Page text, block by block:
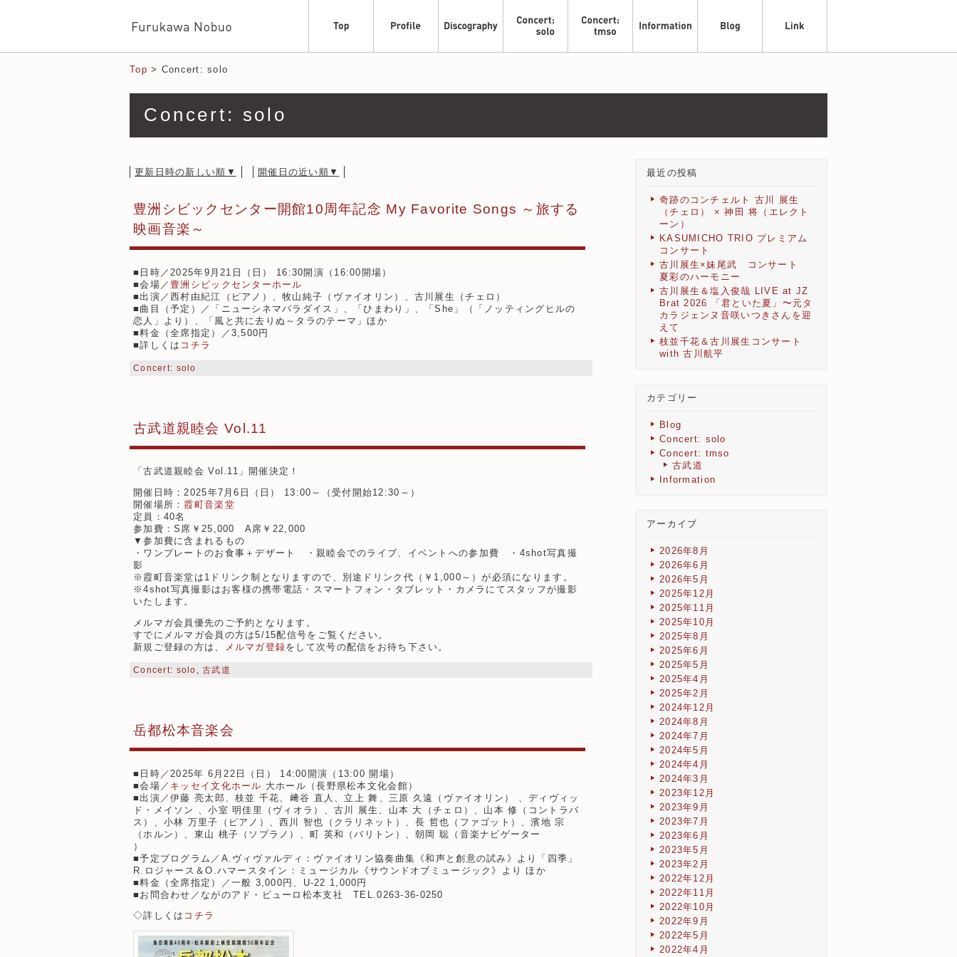
Top > Concert: solo
Concert: solo
更新日時の新しい順▼ 開催日の近い順▼
豊洲シビックセンター開館10周年記念 My Favorite Songs ～旅する
映画音楽～
■日時／2025年9月21日（日） 16:30開演（16:00開場）
■会場／ 豊洲シビックセンターホール
■出演／西村由紀江（ピアノ）、牧山純子（ヴァイオリン）、古川展生（チェロ）
■曲目（予定）／「ニューシネマパラダイス」、「ひまわり」、「She」（「ノッティングヒルの
恋人」より）、「風と共に去りぬ～タラのテーマ」ほか
■料金（全席指定）／3,500円
■詳しくは コチラ
Concert: solo
古武道親睦会 Vol.11
「古武道親睦会 Vol.11」開催決定！
開催日時：2025年7月6日（日） 13:00～（受付開始12:30～）
開催場所： 霞町音楽堂
定員：40名
参加費：S席￥25,000 A席￥22,000
▼参加費に含まれるもの
・ワンプレートのお食事＋デザート ・親睦会でのライブ、イベントへの参加費 ・4shot写真撮
影
※霞町音楽堂は1ドリンク制となりますので、別途ドリンク代（￥1,000～）が必須になります。
※4shot写真撮影はお客様の携帯電話・スマートフォン・タブレット・カメラにてスタッフが撮影
いたします。
メルマガ会員優先のご予約となります。
すでにメルマガ会員の方は5/15配信号をご覧ください。
新規ご登録の方は、
メルマガ登録をして次号の配信をお待ち下さい。
Concert: solo ,古武道
岳都松本音楽会
■日時／2025年 6月22日（日） 14:00開演（13:00 開場）
■会場／ キッセイ文化ホール 大ホール（長野県松本文化会館）
■出演／伊藤 亮太郎、枝並 千花、﨑谷 直人、立上 舞、三原 久遠（ヴァイオリン） 、ディヴィッ
ド・メイソン 、小室 明佳里（ヴィオラ）、古川 展生、山本 大（チェロ）、山本 修（コントラバ
ス）、小林 万里子（ピアノ）、西川 智也（クラリネット）、長 哲也（ファゴット）、濱地 宗
（ホルン）、東山 桃子（ソプラノ）、町 英和（バリトン）、朝岡 聡（音楽ナビゲーター
）
■予定プログラム／A.ヴィヴァルディ：ヴァイオリン協奏曲集《和声と創意の試み》より「四季」
R.ロジャース＆O.ハマースタイン：ミュージカル《サウンドオブミュージック》より ほか
■料金（全席指定）／一般 3,000円、U-22 1,000円
■お問合わせ／ながのアド・ビューロ松本支社 TEL.0263-36-0250
◇詳しくは コチラ
最近の投稿
奇跡のコンチェルト 古川 展生
（チェロ） × 神田 将（エレクト
ーン）
KASUMICHO TRIO プレミアム
コンサート
古川展生×妹尾武 コンサート
夏彩のハーモニー
古川展生＆塩入俊哉 LIVE at JZ
Brat 2026 「君といた夏」〜元タ
カラジェンヌ音咲いつきさんを迎
えて
枝並千花＆古川展生コンサート
with 古川航平
カテゴリー
Blog
Concert: solo
Concert: tmso
古武道
Information
アーカイブ
2026年8月
2026年6月
2026年5月
2025年12月
2025年11月
2025年10月
2025年8月
2025年6月
2025年5月
2025年4月
2025年2月
2024年12月
2024年8月
2024年7月
2024年5月
2024年4月
2024年3月
2023年12月
2023年9月
2023年7月
2023年6月
2023年5月
2023年2月
2022年12月
2022年11月
2022年10月
2022年9月
2022年5月
2022年4月